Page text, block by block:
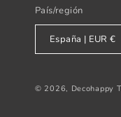
País/región
España | EUR €
© 2026, Decohappy